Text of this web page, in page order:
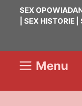
Przejdź
SEX
| SEX HISTORIE
Menu